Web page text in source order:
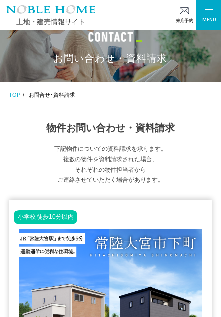
土地・建売情報サイト 来店予約 MENU
お問い合わせ・資料請求
TOP お問合せ･資料請求
物件お問い合わせ・資料請求
下記物件についての資料請求を承ります。
複数の物件を資料請求された場合、
それぞれの物件担当者から
ご連絡させていただく場合があります。
小学校 徒歩10分以内